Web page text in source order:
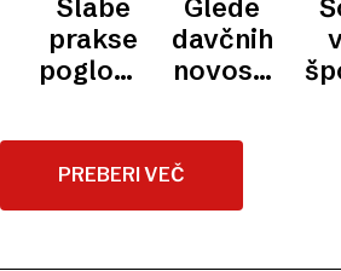
papirja
ni bilo
so
temelj
demokracije
ENERGIJE
Slabe
prakse
poglobile
“Politika
gotovih
Glede
davčnih
novosti
tudi v
koaliciji
PREBERI VEČ